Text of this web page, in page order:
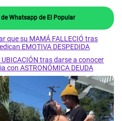
Whatsapp de El Popular
que su MAMÁ FALLECIÓ tras
EMOTIVA DESPEDIDA
tras darse a conocer
con ASTRONÓMICA DEUDA